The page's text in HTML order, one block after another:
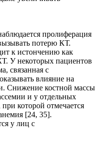
пролиферация
потерю КТ.
к истончению как
У некоторых пациентов
связанная с
влияние на
Снижение костной массы
и у отдельных
которой отмечается
[24, 35].
у лиц с